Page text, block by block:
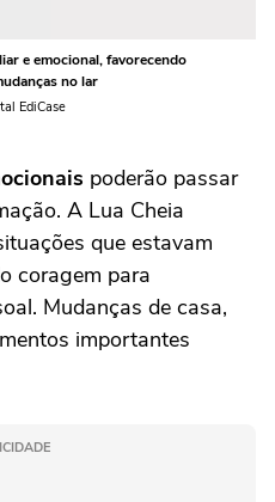
e emocional, favorecendo
no lar
EdiCase
poderão passar
A Lua Cheia
que estavam
coragem para
Mudanças de casa,
importantes